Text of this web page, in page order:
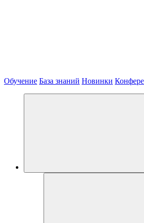
Обучение База знаний Новинки